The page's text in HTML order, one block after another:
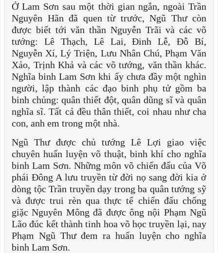
Ở Lam Sơn sau một thời gian ngắn, ngoài Trần
Nguyên Hãn đã quen từ trước, Ngũ Thư còn
được biết tới văn thần Nguyễn Trãi và các võ
tướng: Lê Thạch, Lê Lai, Đinh Lễ, Đỗ Bí,
Nguyễn Xí, Lý Triện, Lưu Nhân Chú, Phạm Văn
Xảo, Trịnh Khả và các võ tướng, văn thần khác.
Nghĩa binh Lam Sơn khi ấy chưa đầy một nghìn
người, lập thành các đạo binh phụ tử gồm ba
binh chủng: quân thiết đột, quân dũng sĩ và quân
nghĩa sĩ. Tất cả đều thân thiết, coi nhau như cha
con, anh em trong một nhà.
Ngũ Thư được chủ tướng Lê Lợi giao việc
chuyên huấn luyện võ thuật, binh khí cho nghĩa
binh Lam Sơn. Những môn võ chiến đấu của Võ
phái Đông A lưu truyền từ đời nọ sang đời kia ở
dòng tộc Trần truyền dạy trong ba quân tướng sỹ
và được trui rèn qua thực tế chiến đấu chống
giặc Nguyên Mông đã được ông nội Phạm Ngũ
Lão đúc kết thành tinh hoa võ học truyền lại, nay
Phạm Ngũ Thư đem ra huấn luyện cho nghĩa
binh Lam Sơn.